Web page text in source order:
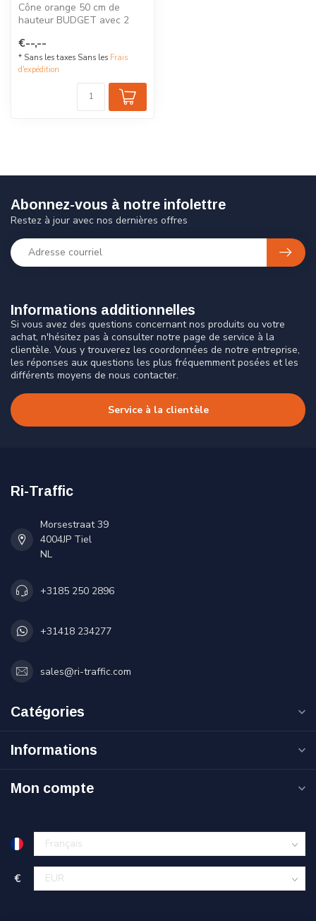
Cône orange 50 cm de
hauteur BUDGET avec 2
€--,--
* Sans les taxes Sans les Frais
d'expédition
Informations additionnelles
Si vous avez des questions concernant nos produits ou votre
achat, n'hésitez pas à consulter notre page de service à la
clientèle. Vous y trouverez les coordonnées de notre entreprise,
les réponses aux questions les plus fréquemment posées et les
différents moyens de nous contacter.
Service à la clientèle
Abonnez-vous à notre infolettre
Restez à jour avec nos dernières offres
Ri-Traffic
Morsestraat 39
4004JP Tiel
NL
+3185 250 2896
+31418 234277
sales@ri-traffic.com
Catégories
Informations
Mon compte
€